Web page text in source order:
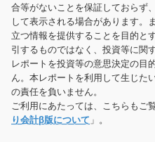
合等がないことを保証しておらず
して表示される場合があります。
立つ情報を提供することを目的と
引するものではなく、投資等に関
レポートを投資等の意思決定の目
ん。本レポートを利用して生じた
の責任を負いません。
ご利用にあたっては、こちらもご
り会計β版について 」。